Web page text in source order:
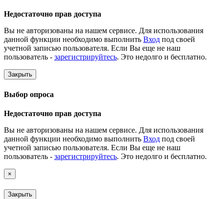
Недостаточно прав доступа
Вы не авторизованы на нашем сервисе. Для использования
данной функции необходимо выполнить Вход под своей
учетной записью пользователя. Если Вы еще не наш
пользователь - зарегистрируйтесь. Это недолго и бесплатно.
Закрыть
Выбор опроса
Недостаточно прав доступа
Вы не авторизованы на нашем сервисе. Для использования
данной функции необходимо выполнить Вход под своей
учетной записью пользователя. Если Вы еще не наш
пользователь - зарегистрируйтесь. Это недолго и бесплатно.
×
Закрыть